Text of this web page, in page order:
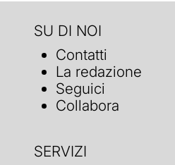
SU DI NOI
Contatti
La redazione
Seguici
Collabora
SERVIZI